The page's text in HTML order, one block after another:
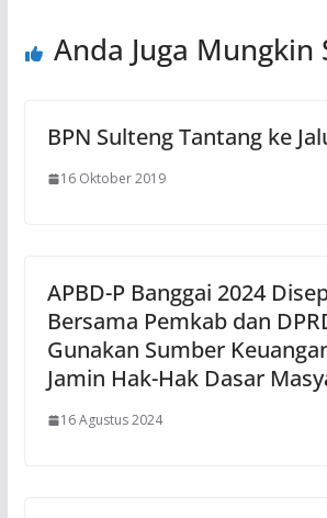
Anda Juga Mungkin
BPN Sulteng Tantang ke
16 Oktober 2019
APBD-P Banggai 2024
Bersama Pemkab dan
Gunakan Sumber
Jamin Hak-Hak Dasar
16 Agustus 2024